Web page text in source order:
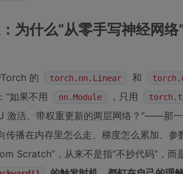
为什么“从零手写神经网
的 torch.nn.Linear 和
“如果不用 nn.Module ，只用
激活、带权重更新的两层网络？”——那
传播在内存里怎么走、梯度怎么累加、
Scratch”，从来不是指“不抄代码”，而